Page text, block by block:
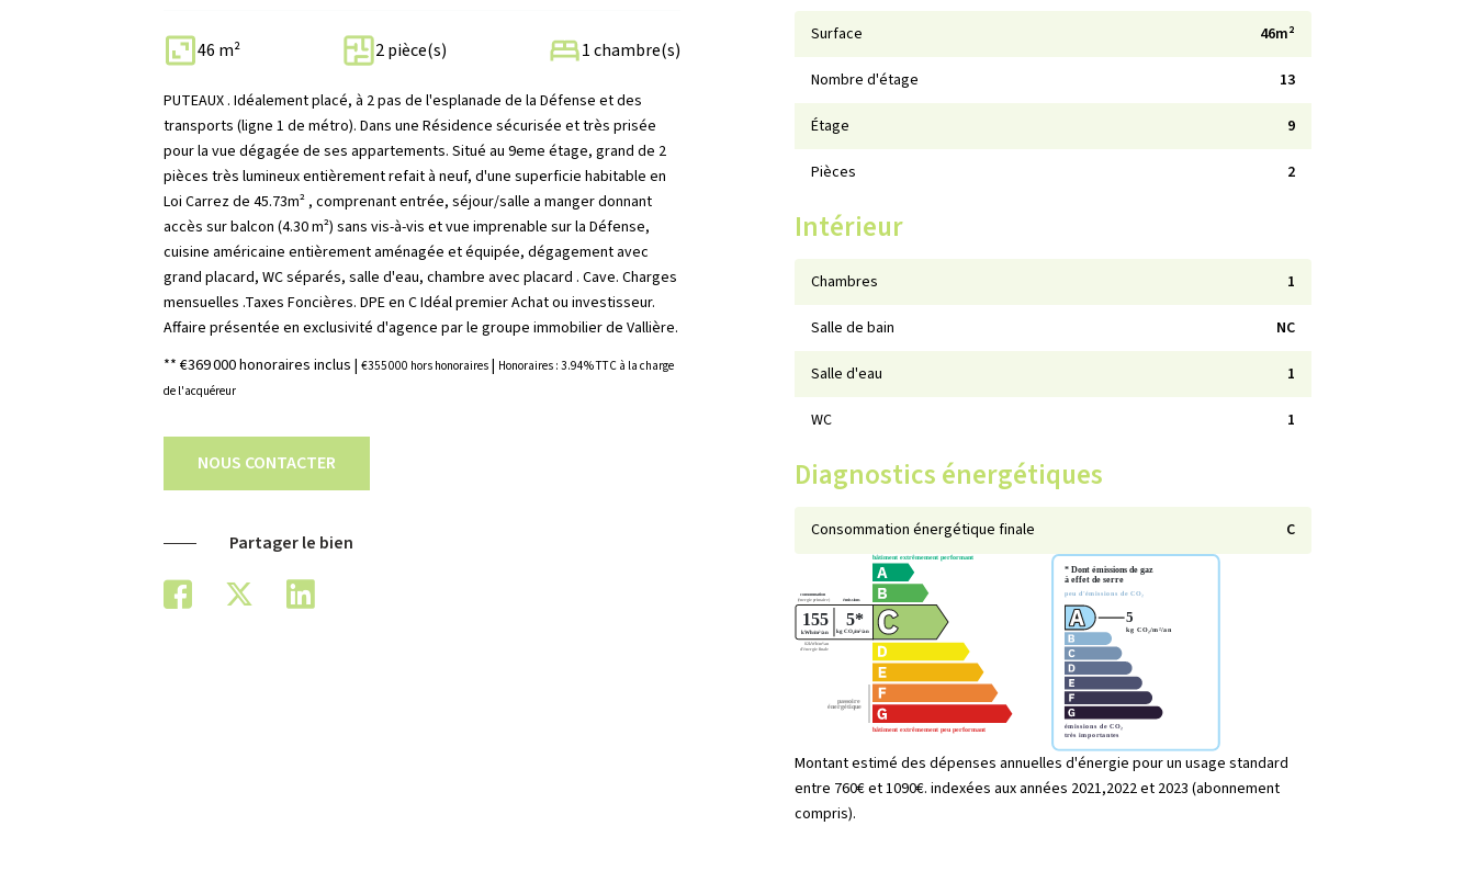
46 m² 2 pièce(s) 1 chambre(s)
PUTEAUX . Idéalement placé, à 2 pas de l'esplanade de la Défense et des
transports (ligne 1 de métro). Dans une Résidence sécurisée et très prisée
pour la vue dégagée de ses appartements. Situé au 9eme étage, grand de 2
pièces très lumineux entièrement refait à neuf, d'une superficie habitable en
Loi Carrez de 45.73m² , comprenant entrée, séjour/salle a manger donnant
accès sur balcon (4.30 m²) sans vis-à-vis et vue imprenable sur la Défense,
cuisine américaine entièrement aménagée et équipée, dégagement avec
grand placard, WC séparés, salle d'eau, chambre avec placard . Cave. Charges
mensuelles .Taxes Foncières. DPE en C Idéal premier Achat ou investisseur.
Affaire présentée en exclusivité d'agence par le groupe immobilier de Vallière.
** €369 000honoraires inclus|€355 000 hors honoraires | Honoraires : 3.94% TTC à la charge
de l'acquéreur
NOUS CONTACTER
Partager le bien
Surface 46m²
Nombre d'étage 13
Étage 9
Pièces 2
Intérieur
Chambres 1
Salle de bain NC
Salle d'eau 1
WC 1
Diagnostics énergétiques
Consommation énergétique finale C
Montant estimé des dépenses annuelles d'énergie pour un usage standard
entre 760€ et 1090€. indexées aux années 2021,2022 et 2023 (abonnement
compris).